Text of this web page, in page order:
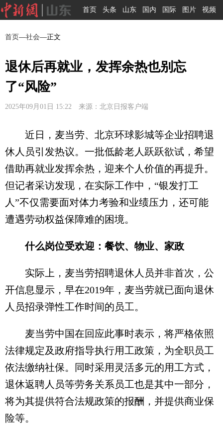
首页 头条 山东 国内 国际 图片 视频
首页—社会—正文
退休后再就业，发挥余热也别忘
了“风险”
2025年09月01日 15:22 来源：北京日报客户端
近日，麦当劳、北京环球影城等企业招聘退
休人员引发热议。一批低龄老人跃跃欲试，希望
借助再就业发挥余热，迎来个人价值的再提升。
但记者采访发现，在实际工作中，“银发打工
人”不仅需要面对体力考验和业绩压力，还可能
遭遇劳动权益保障难的困境。
什么岗位受欢迎：餐饮、物业、家政
实际上，麦当劳招聘退休人员并非首次，公
开信息显示，早在2019年，麦当劳就已面向退休
人员招录弹性工作时间的员工。
麦当劳中国在回应此事时表示，将严格依照
法律规定及政府指导执行用工政策，为全职员工
依法缴纳社保。同时采用灵活多元的用工方式，
退休返聘人员等劳务关系员工也是其中一部分，
将为其提供符合法规政策的报酬，并提供商业保
险等。